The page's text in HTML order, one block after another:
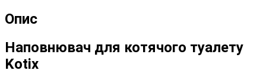
Опис
Наповнювач для котячого туалету
Kotix